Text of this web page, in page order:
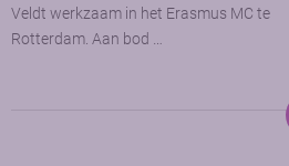
Veldt werkzaam in het Erasmus MC te
Rotterdam. Aan bod …